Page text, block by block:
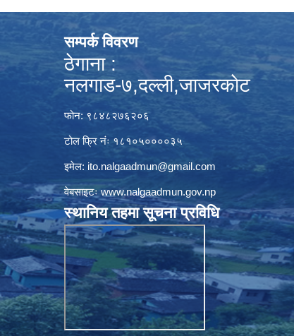
सम्पर्क विवरण
ठेगाना :
नलगाड-७,दल्ली,जाजरकाेट
फोन: ९८४८२७६२०६
टोल फ्रि नंः १८१०५००००३५
इमेल: ito.nalgaadmun@gmail.com
वेबसाइटःwww.nalgaadmun.gov.np
स्थानिय तहमा सूचना प्रविधि